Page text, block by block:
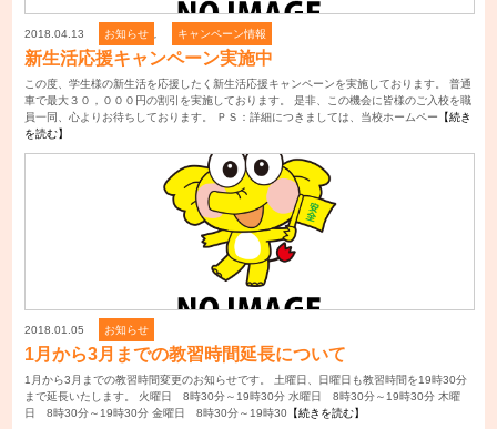
2018.04.13 お知らせ キャンペーン情報
新生活応援キャンペーン実施中
この度、学生様の新生活を応援したく新生活応援キャンペーンを実施しております。 普通
車で最大３０，０００円の割引を実施しております。 是非、この機会に皆様のご入校を職
員一同、心よりお待ちしております。 ＰＳ：詳細につきましては、当校ホームペー 【続き
を読む】
2018.01.05 お知らせ
1月から3月までの教習時間延長について
1月から3月までの教習時間変更のお知らせです。 土曜日、日曜日も教習時間を19時30分
まで延長いたします。 火曜日 8時30分～19時30分 水曜日 8時30分～19時30分 木曜
日 8時30分～19時30分 金曜日 8時30分～19時30【続きを読む】